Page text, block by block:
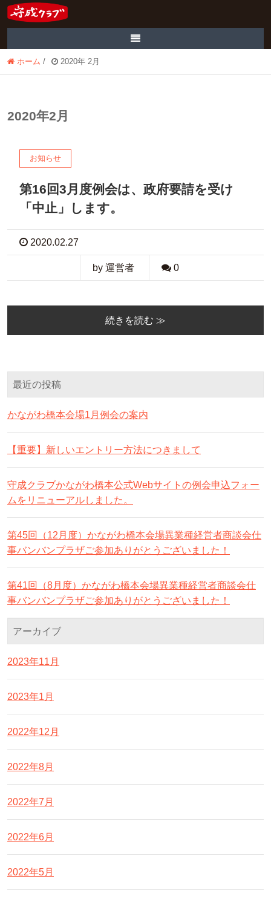
ホーム / 2020年 2月
2020年2月
お知らせ
第16回3月度例会は、政府要請を受け
「中止」します。
2020.02.27
by 運営者 0
続きを読む ≫
最近の投稿
かながわ橋本会場1月例会の案内
【重要】新しいエントリー方法につきまして
守成クラブかながわ橋本公式Webサイトの例会申込フォー
ムをリニューアルしました。
第45回（12月度）かながわ橋本会場異業種経営者商談会仕
事バンバンプラザご参加ありがとうございました！
第41回（8月度）かながわ橋本会場異業種経営者商談会仕
事バンバンプラザご参加ありがとうございました！
アーカイブ
2023年11月
2023年1月
2022年12月
2022年8月
2022年7月
2022年6月
2022年5月